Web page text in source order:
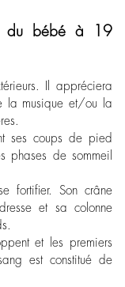
du bébé à 19
Il appréciera
la musique et/ou la
ses coups de pied
phases de sommeil
fortifier. Son crâne
et sa colonne
et les premiers
est constitué de